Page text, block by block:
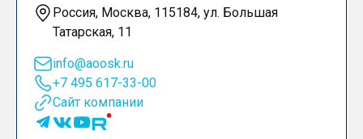
Россия, Москва, 115184, ул. Большая
Татарская, 11
info@aoosk.ru
+7 495 617-33-00
Сайт компании